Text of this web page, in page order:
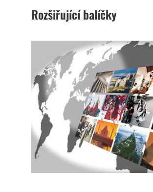
Rozšiřující balíčky